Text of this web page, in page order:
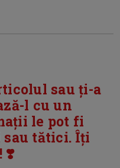
sau ți-a
l cu un
le pot fi
tătici. Îți
❣️